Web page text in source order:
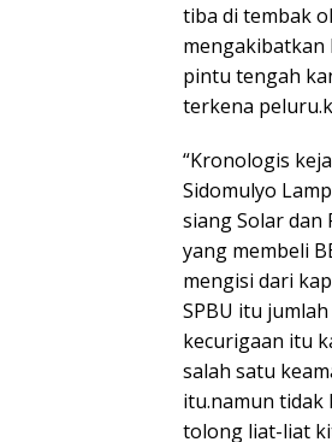
tiba di tembak
mengakibatkan
pintu tengah
terkena
“Kronologis
Sidomulyo
siang Solar dan
yang membeli
mengisi dari
SPBU itu
kecurigaan itu
salah satu
itu.namun tidak
tolong liat-liat